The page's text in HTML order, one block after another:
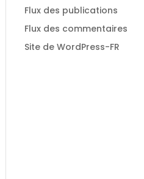
Flux des publications
Flux des commentaires
Site de WordPress-FR